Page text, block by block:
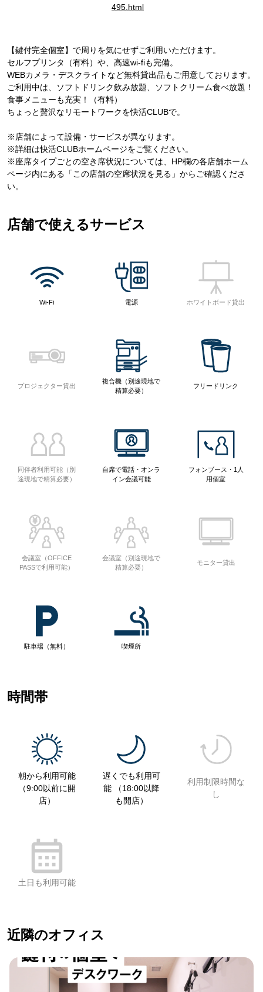
495.html
【鍵付完全個室】で周りを気にせずご利用いただけます。
セルフプリンタ（有料）や、高速wi-fiも完備。
WEBカメラ・デスクライトなど無料貸出品もご用意しております。
ご利用中は、ソフトドリンク飲み放題、ソフトクリーム食べ放題！
食事メニューも充実！（有料）
ちょっと贅沢なリモートワークを快活CLUBで。
※店舗によって設備・サービスが異なります。
※詳細は快活CLUBホームページをご覧ください。
※座席タイプごとの空き席状況については、HP欄の各店舗ホーム
ページ内にある「この店舗の空席状況を見る」からご確認くださ
い。
店舗で使えるサービス
Wi-Fi 電源 ホワイトボード貸出
プロジェクター貸出
複合機（別途現地で
精算必要）
フリードリンク
同伴者利用可能（別
途現地で精算必要）
自席で電話・オンラ
イン会議可能
フォンブース・1人
用個室
会議室（OFFICE
PASSで利用可能）
会議室（別途現地で
精算必要）
モニター貸出
駐車場（無料） 喫煙所
時間帯
朝から利用可能
（9:00以前に開
店）
遅くでも利用可
能 （18:00以降
も開店）
利用制限時間な
し
土日も利用可能
近隣のオフィス